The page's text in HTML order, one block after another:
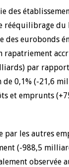
des
rééquilibrage
eurobonds
par
0,1% (-21,6
et emprunts
les autres
(-988,5
observée